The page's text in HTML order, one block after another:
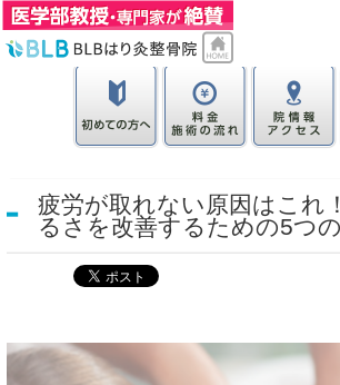
疲労が取れない原因はこれ
るさを改善するための5つ